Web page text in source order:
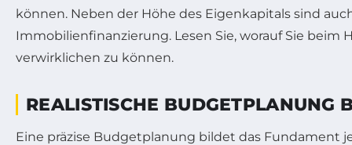
können. Neben der Höhe des Eigenkapitals sind
Immobilienfinanzierung. Lesen Sie, worauf Sie
verwirklichen zu können.
REALISTISCHE BUDGETPLANUNG
Eine präzise Budgetplanung bildet das Fundament